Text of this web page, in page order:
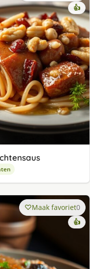
👍
Maak favoriet0
👍